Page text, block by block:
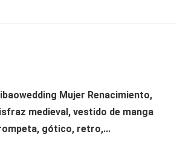
Mujer Renacimiento,
medieval, vestido de manga
gótico, retro,...